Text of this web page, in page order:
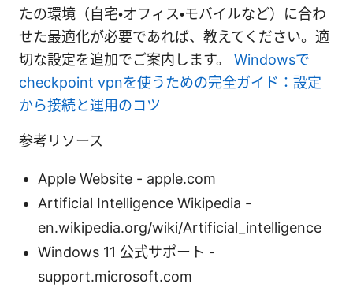
たの環境（自宅・オフィス・モバイルなど）に合わ
せた最適化が必要であれば、教えてください。適
切な設定を追加でご案内します。 Windowsで
checkpoint vpnを使うための完全ガイド：設定
から接続と運用のコツ
参考リソース
Apple Website - apple.com
Artificial Intelligence Wikipedia -
en.wikipedia.org/wiki/Artificial_intelligence
Windows 11 公式サポート -
support.microsoft.com